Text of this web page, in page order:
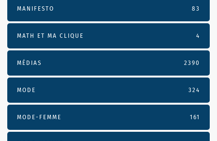
MANIFESTO 83
MATH ET MA CLIQUE 4
MÉDIAS 2390
MODE 324
MODE-FEMME 161